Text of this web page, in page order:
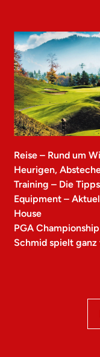
Reise – Rund um
Heurigen,
Training – Die
Equipment –
House
PGA
Schmid spielt